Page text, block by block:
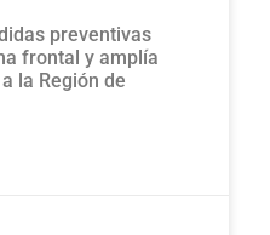
preventivas
frontal y amplía
la Región de